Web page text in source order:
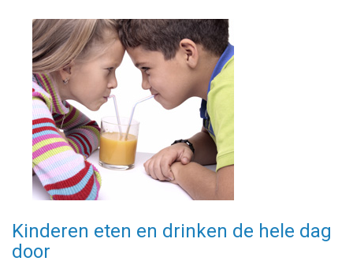
Kinderen eten en drinken de hele dag
door